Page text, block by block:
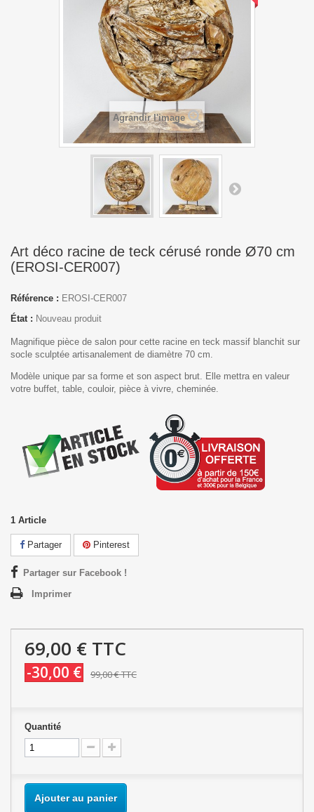
Agrandir l'image
Art déco racine de teck cérusé ronde Ø70 cm
(EROSI-CER007)
Référence : EROSI-CER007
État : Nouveau produit
Magnifique pièce de salon pour cette racine en teck massif blanchit sur
socle sculptée artisanalement de diamètre 70 cm.
Modèle unique par sa forme et son aspect brut. Elle mettra en valeur
votre buffet, table, couloir, pièce à vivre, cheminée.
1 Article
Partager Pinterest
Partager sur Facebook !
Imprimer
69,00 € TTC
-30,00 € 99,00 €TTC
Quantité
Ajouter au panier